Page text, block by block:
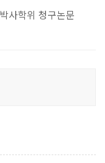
사학위 청구논문